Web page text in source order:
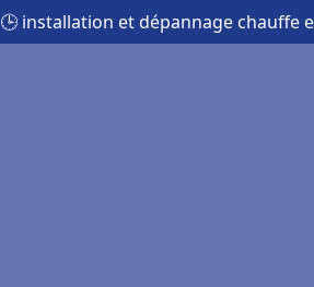
🕒 installation et dépannage chauffe